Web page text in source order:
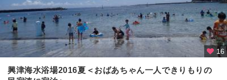
16
興津海水浴場2016夏＜おばあちゃん一人できりもりの